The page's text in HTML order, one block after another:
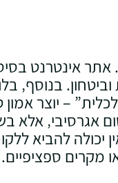
אינטרנט
בנוסף‚
– יוצר
אלא
להביא
מקרים ספציפיים.